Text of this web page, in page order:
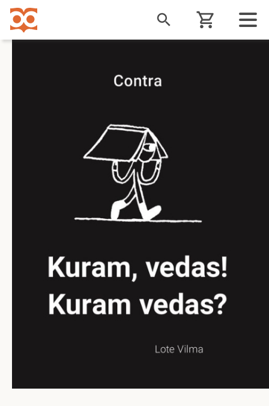
Liigu
edasi
põhisisu
juurde